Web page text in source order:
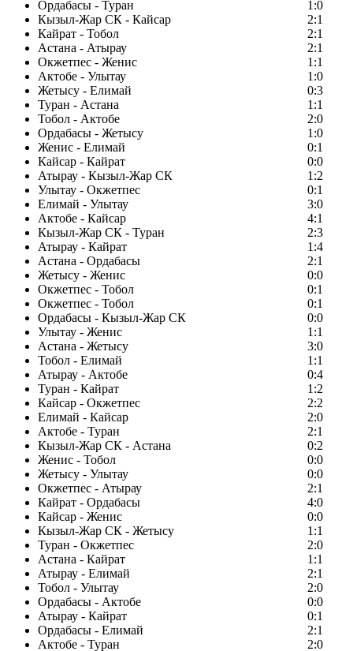
Ордабасы - Туран
1:0
Кызыл-Жар СК - Кайсар
2:1
Кайрат - Тобол
2:1
Астана - Атырау
2:1
Окжетпес - Женис
1:1
Актобе - Улытау
1:0
Жетысу - Елимай
0:3
Туран - Астана
1:1
Тобол - Актобе
2:0
Ордабасы - Жетысу
1:0
Женис - Елимай
0:1
Кайсар - Кайрат
0:0
Атырау - Кызыл-Жар СК
1:2
Улытау - Окжетпес
0:1
Елимай - Улытау
3:0
Актобе - Кайсар
4:1
Кызыл-Жар СК - Туран
2:3
Атырау - Кайрат
1:4
Астана - Ордабасы
2:1
Жетысу - Женис
0:0
Окжетпес - Тобол
0:1
Окжетпес - Тобол
0:1
Ордабасы - Кызыл-Жар СК
0:0
Улытау - Женис
1:1
Астана - Жетысу
3:0
Тобол - Елимай
1:1
Атырау - Актобе
0:4
Туран - Кайрат
1:2
Кайсар - Окжетпес
2:2
Елимай - Кайсар
2:0
Актобе - Туран
2:1
Кызыл-Жар СК - Астана
0:2
Женис - Тобол
0:0
Жетысу - Улытау
0:0
Окжетпес - Атырау
2:1
Кайрат - Ордабасы
4:0
Кайсар - Женис
0:0
Кызыл-Жар СК - Жетысу
1:1
Туран - Окжетпес
2:0
Астана - Кайрат
1:1
Атырау - Елимай
2:1
Тобол - Улытау
2:0
Ордабасы - Актобе
0:0
Атырау - Кайрат
0:1
Ордабасы - Елимай
2:1
Актобе - Туран
2:0